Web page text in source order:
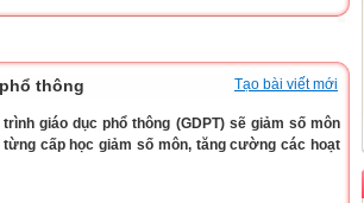
Tạo bài viết mới
thông
giáo dục phổ thông (GDPT) sẽ giảm số môn
cấp học giảm số môn, tăng cường các hoạt